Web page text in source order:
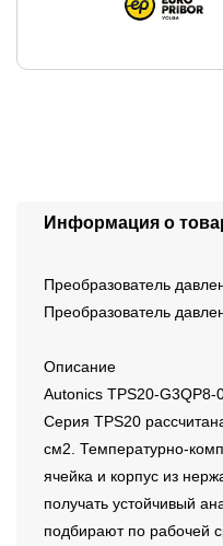
Информация о
Преобразователь
Преобразователь
Описание
Autonics TPS20-
Серия TPS20
см2. Температурно-
ячейка и корпус из
получать устойчивый
подбирают по рабочей